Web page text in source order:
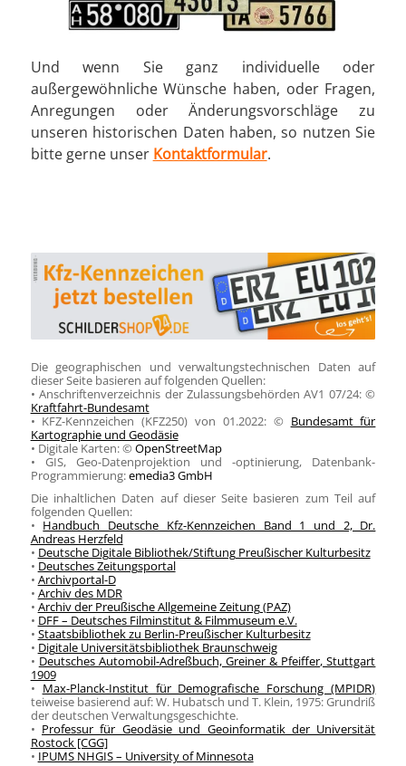
Und wenn Sie ganz individuelle oder
außergewöhnliche Wünsche haben, oder Fragen,
Anregungen oder Änderungsvorschläge zu
unseren historischen Daten haben, so nutzen Sie
bitte gerne unser Kontaktformular.
Die geographischen und verwaltungstechnischen Daten auf
dieser Seite basieren auf folgenden Quellen:
• Anschriftenverzeichnis der Zulassungsbehörden AV1 07/24: ©
Kraftfahrt-Bundesamt
• KFZ-Kennzeichen (KFZ250) von 01.2022: © Bundesamt für
Kartographie und Geodäsie
• Digitale Karten: ©OpenStreetMap
• GIS, Geo-Datenprojektion und -optinierung, Datenbank-
Programmierung:emedia3 GmbH
Die inhaltlichen Daten auf dieser Seite basieren zum Teil auf
folgenden Quellen:
• Handbuch Deutsche Kfz-Kennzeichen Band 1 und 2, Dr.
Andreas Herzfeld
• Deutsche Digitale Bibliothek/Stiftung Preußischer Kulturbesitz
• Deutsches Zeitungsportal
• Archivportal-D
• Archiv des MDR
• Archiv der Preußische Allgemeine Zeitung (PAZ)
• DFF – Deutsches Filminstitut & Filmmuseum e.V.
• Staatsbibliothek zu Berlin-Preußischer Kulturbesitz
• Digitale Universitätsbibliothek Braunschweig
• Deutsches Automobil-Adreßbuch, Greiner & Pfeiffer, Stuttgart
1909
• Max-Planck-Institut für Demografische Forschung (MPIDR)
teiweise basierend auf: W. Hubatsch und T. Klein, 1975: Grundriß
der deutschen Verwaltungsgeschichte.
• Professur für Geodäsie und Geoinformatik der Universität
Rostock [CGG]
• IPUMS NHGIS – University of Minnesota